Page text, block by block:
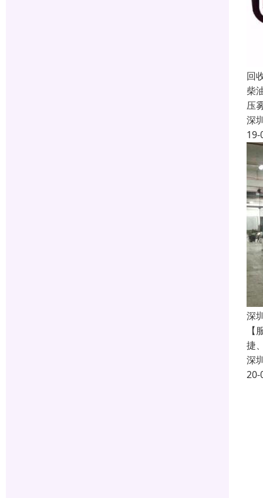
回
柴
压
深
19-
深
捷
深
20-